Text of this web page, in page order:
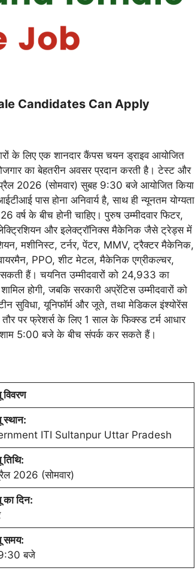
Candidates Can Apply
के लिए एक शानदार कैंपस चयन ड्राइव आयोजित
का बेहतरीन अवसर प्रदान करती है। टेस्ट और
2026 (सोमवार) सुबह 9:30 बजे आयोजित किया
पास होना अनिवार्य है, साथ ही न्यूनतम योग्यता
के बीच होनी चाहिए। पुरुष उम्मीदवार फिटर,
और इलेक्ट्रॉनिक्स मैकेनिक जैसे ट्रेड्स में
मशीनिस्ट, टर्नर, पेंटर, MMV, ट्रैक्टर मैकेनिक,
PPO, शीट मेटल, मैकेनिक एग्रीकल्चर,
हैं। चयनित उम्मीदवारों को 24,933 का
होगी, जबकि सरकारी अप्रेंटिस उम्मीदवारों को
सुविधा, यूनिफॉर्म और जूते, तथा मेडिकल इंश्योरेंस
पर फ्रेशर्स के लिए 1 साल के फिक्स्ड टर्म आधार
शाम 5:00 बजे के बीच संपर्क कर सकते हैं।
विवरण
स्थान:
ITI Sultanpur Uttar Pradesh
तिथि:
2026 (सोमवार)
का दिन:
समय:
बजे